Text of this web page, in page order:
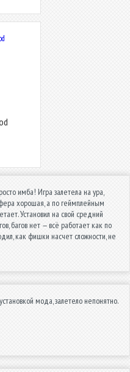
имба! Игра залетела на ура,
хорошая, а по геймплейным
Установил на свой средний
багов нет — всё работает как по
как фишки насчет сложности, не
мода, залетело непонятно.